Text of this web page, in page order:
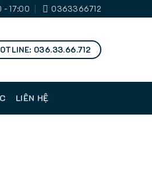
- 17:00 0363366712
036.33.66.712
LIÊN HỆ